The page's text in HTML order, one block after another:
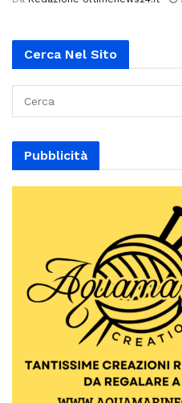
Cerca Nel Sito
Pubblicità